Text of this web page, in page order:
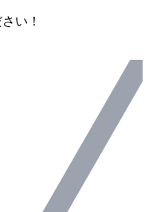
い！